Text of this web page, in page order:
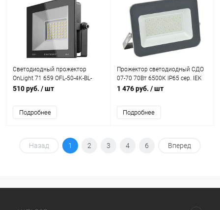
Светодиодный прожектор
OnLight 71 659 OFL-50-4K-BL-
IP65-LED 50W 4000K
510 руб. / шт
Подробнее
Прожектор светодиодный СДО
07-70 70Вт 6500К IP65 сер. IEK
LPDO701-70-K03
1 476 руб. / шт
Подробнее
Назад 1 2 3 4 6 Вперед